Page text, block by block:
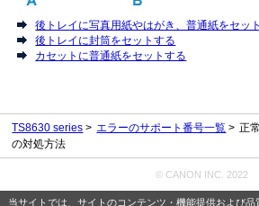
当サイトでは、サイトのコンテンツ・機能提供および
後トレイに写真用紙やはがき、普通紙をセッ
後トレイに封筒をセットする
カセットに普通紙をセットする
TS8630 series エラーのサポート番号一覧
正
の対処方法
© CANON INC. 2022